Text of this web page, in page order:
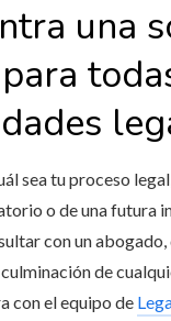
una
sea tu proceso
o de una futura
con un abogado,
de
con el equipo de